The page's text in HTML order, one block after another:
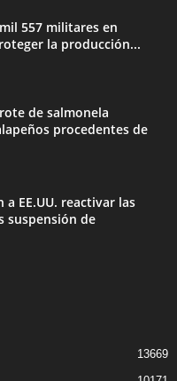
557 militares en
la producción...
de salmonela
procedentes de
a EE.UU. reactivar las
suspensión de
13669